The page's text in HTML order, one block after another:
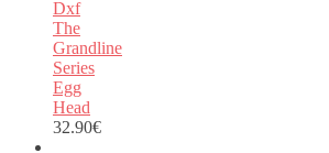
Dxf
The
Grandline
Series
Egg
Head
32.90€